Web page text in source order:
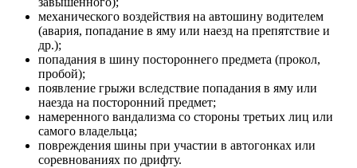
механического воздействия на автошину водителем
(авария, попадание в яму или наезд на препятствие и
др.);
попадания в шину постороннего предмета (прокол,
пробой);
появление грыжи вследствие попадания в яму или
наезда на посторонний предмет;
намеренного вандализма со стороны третьих лиц или
самого владельца;
повреждения шины при участии в автогонках или
соревнованиях по дрифту.